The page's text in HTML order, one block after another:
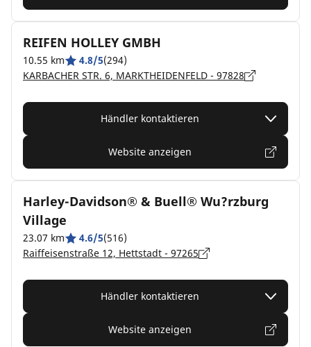
REIFEN HOLLEY GMBH
10.55 km 4.8/5(294)
KARBACHER STR. 6, MARKTHEIDENFELD - 97828
Händler kontaktieren
Website anzeigen
Harley-Davidson® & Buell® Wu?rzburg
Village
23.07 km 4.6/5(516)
Raiffeisenstraße 12, Hettstadt - 97265
Händler kontaktieren
Website anzeigen